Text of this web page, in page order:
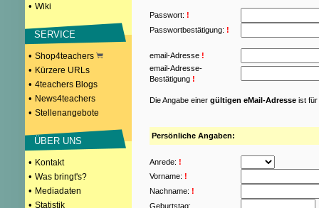
• Wiki
SERVICE
• Shop4teachers
• Kürzere URLs
• 4teachers Blogs
• News4teachers
• Stellenangebote
ÜBER UNS
• Kontakt
• Was bringt's?
• Mediadaten
• Statistik
Passwort: !
Passwortbestätigung: !
email-Adresse !
email-Adresse-
Bestätigung !
Die Angabe einer gültigen eMail-Adresse ist für
Persönliche Angaben:
Anrede: !
Vorname: !
Nachname: !
Geburtstag: